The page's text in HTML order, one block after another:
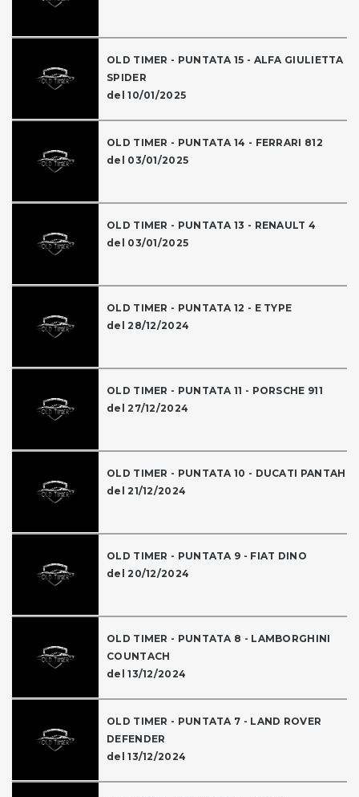
OLD TIMER - PUNTATA 15 - ALFA GIULIETTA
SPIDER
del 10/01/2025
OLD TIMER - PUNTATA 14 - FERRARI 812
del 03/01/2025
OLD TIMER - PUNTATA 13 - RENAULT 4
del 03/01/2025
OLD TIMER - PUNTATA 12 - E TYPE
del 28/12/2024
OLD TIMER - PUNTATA 11 - PORSCHE 911
del 27/12/2024
OLD TIMER - PUNTATA 10 - DUCATI PANTAH
del 21/12/2024
OLD TIMER - PUNTATA 9 - FIAT DINO
del 20/12/2024
OLD TIMER - PUNTATA 8 - LAMBORGHINI
COUNTACH
del 13/12/2024
OLD TIMER - PUNTATA 7 - LAND ROVER
DEFENDER
del 13/12/2024